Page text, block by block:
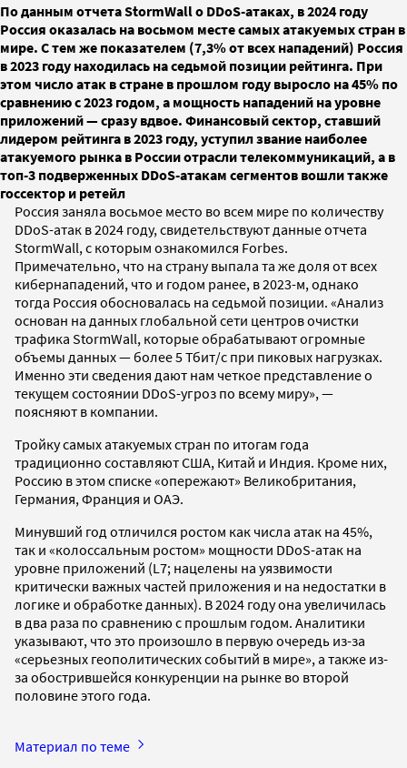
По данным отчета StormWall о DDoS-атаках, в 2024 году
Россия оказалась на восьмом месте самых атакуемых стран в
мире. С тем же показателем (7,3% от всех нападений) Россия
в 2023 году находилась на седьмой позиции рейтинга. При
этом число атак в стране в прошлом году выросло на 45% по
сравнению с 2023 годом, а мощность нападений на уровне
приложений — сразу вдвое. Финансовый сектор, ставший
лидером рейтинга в 2023 году, уступил звание наиболее
атакуемого рынка в России отрасли телекоммуникаций, а в
топ-3 подверженных DDoS-атакам сегментов вошли также
госсектор и ретейл
Россия заняла восьмое место во всем мире по количеству
DDoS-атак в 2024 году, свидетельствуют данные отчета
StormWall, с которым ознакомился Forbes.
Примечательно, что на страну выпала та же доля от всех
кибернападений, что и годом ранее, в 2023-м, однако
тогда Россия обосновалась на седьмой позиции. «Анализ
основан на данных глобальной сети центров очистки
трафика StormWall, которые обрабатывают огромные
объемы данных — более 5 Тбит/с при пиковых нагрузках.
Именно эти сведения дают нам четкое представление о
текущем состоянии DDoS-угроз по всему миру», —
поясняют в компании.
Тройку самых атакуемых стран по итогам года
традиционно составляют США, Китай и Индия. Кроме них,
Россию в этом списке «опережают» Великобритания,
Германия, Франция и ОАЭ.
Минувший год отличился ростом как числа атак на 45%,
так и «колоссальным ростом» мощности DDoS-атак на
уровне приложений (L7; нацелены на уязвимости
критически важных частей приложения и на недостатки в
логике и обработке данных). В 2024 году она увеличилась
в два раза по сравнению с прошлым годом. Аналитики
указывают, что это произошло в первую очередь из-за
«серьезных геополитических событий в мире», а также из-
за обострившейся конкуренции на рынке во второй
половине этого года.
Материал по теме